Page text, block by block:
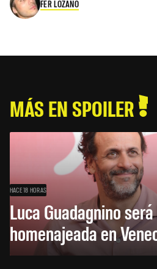
FER LOZANO
MÁS EN SPOILER
HACE 18 HORAS
Luca Guadagnino
homenajeada en